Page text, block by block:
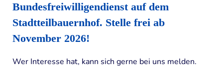
Bundesfreiwilligendienst auf dem
Stadtteilbauernhof. Stelle frei ab
November 2026!
Wer Interesse hat, kann sich gerne bei uns melden.